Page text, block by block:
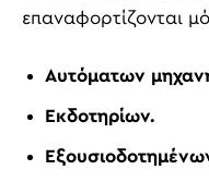
επαναφορτίζονται
Αυτόματων
Εκδοτηρίων.